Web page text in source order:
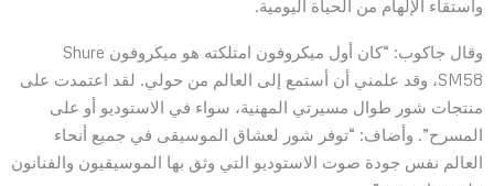
واستقاء الإلهام من الحياة اليومية.
وقال جاكوب: “كان أول ميكروفون امتلكته هو ميكروفون Shure
SM58، وقد علمني أن أستمع إلى العالم من حولي. لقد اعتمدت على
منتجات شور طوال مسيرتي المهنية، سواء في الاستوديو أو على
المسرح”. وأضاف: “توفر شور لعشاق الموسيقى في جميع أنحاء
العالم نفس جودة صوت الاستوديو التي وثق بها الموسيقيون والفنانون